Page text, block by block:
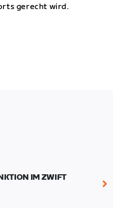
gerecht wird.
IM ZWIFT